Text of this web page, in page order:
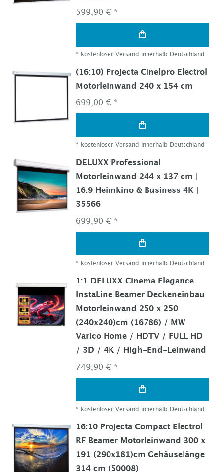
599,90 € *
* kostenloser Versand innerhalb Deutschland
(16:10) Projecta Cinelpro Electrol
Motorleinwand 240 x 154 cm
699,00 € *
* kostenloser Versand innerhalb Deutschland
DELUXX Professional
Motorleinwand 244 x 137 cm |
16:9 Heimkino & Business 4K |
35566
699,90 € *
* kostenloser Versand innerhalb Deutschland
1:1 DELUXX Cinema Elegance
InstaLine Beamer Deckeneinbau
Motorleinwand 250 x 250
(240x240)cm (16786) / MW
Varico Home / HDTV / FULL HD
/ 3D / 4K / High-End-Leinwand
749,90 € *
* kostenloser Versand innerhalb Deutschland
16:10 Projecta Compact Electrol
RF Beamer Motorleinwand 300 x
191 (290x181)cm Gehäuselänge
314 cm (50008)